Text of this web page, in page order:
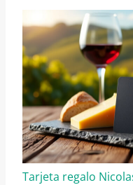
Tarjeta regalo